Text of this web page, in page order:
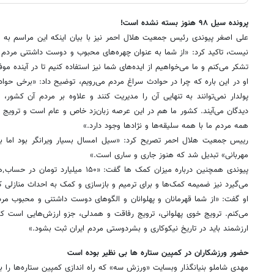
پرونده سیل ۹۸ هنوز بسته نشده است!
نیست، تاکید کرد: «از شما به عنوان چهره‌های محبوب و دوست داشتنی
تشکر می‌کنم و ما می‌خواهیم از ایده‌های شما نیز استفاده کنیم تا در آینده
او در این باره که چرا در حوادث سراغ مردم می‌رویم، توضیح داد:
پولدار نمی‌توانند به تنهایی آن را مدیریت کنند و علاوه بر مردم آن
دیدگان می‌آیند. کشور ما هم در این عرصه زبان‌زد خاص و عام است و
همه مردم ما با همه سلیقه‌ها و نژادها وجود دارد.»
رییس جمعیت هلال احمر تصریح کرد: «سیل امسال بسیار ویرانگر بود
مهربانی» تبدیل شد که هنوز جاری و ساری است.»
می‌گیرد نیز ضمیمه کمک‌ها و برای ترمیم و بازسازی و کمک به احداث
او گفت: «از شما قهرمانان و پهلوانان و الگوهای دوست داشتنی و محبوب
می‌کنم. ترویج خوی پهلوانی، ترویج رفاقت و همدلی، جزو ارزش‌هایی است
ارزشمند باید در تاریخ نیکوکاری و بشردوستی مردم ایران ثبت بشود.»
حضور ورزشکاران در کمپین ستاره ها بی نظیر بوده است
مهدی شاملو بنیانگذار وبسایت «ورزش سه» که راه اندازی کمپین ستاره‌ها را